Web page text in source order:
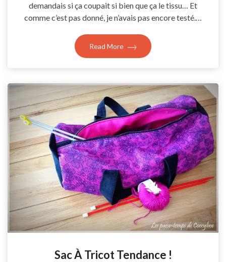
demandais si ça coupait si bien que ça le tissu… Et
comme c’est pas donné, je n’avais pas encore testé.…
Read More
Sac À Tricot Tendance !